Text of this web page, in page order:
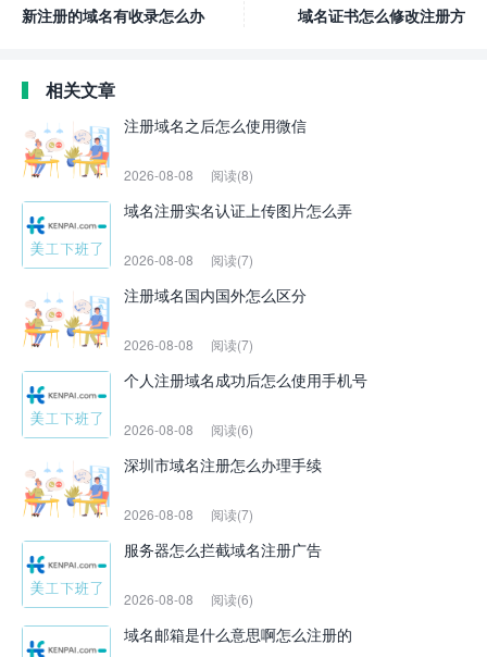
新注册的域名有收录怎么办
域名证书怎么修改注册方
相关文章
注册域名之后怎么使用微信
2026-08-08 阅读(8)
域名注册实名认证上传图片怎么弄
2026-08-08 阅读(7)
注册域名国内国外怎么区分
2026-08-08 阅读(7)
个人注册域名成功后怎么使用手机号
2026-08-08 阅读(6)
深圳市域名注册怎么办理手续
2026-08-08 阅读(7)
服务器怎么拦截域名注册广告
2026-08-08 阅读(6)
域名邮箱是什么意思啊怎么注册的